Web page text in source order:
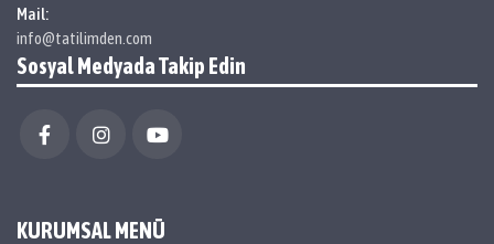
Mail:
info@tatilimden.com
Sosyal Medyada Takip Edin
KURUMSAL MENÜ